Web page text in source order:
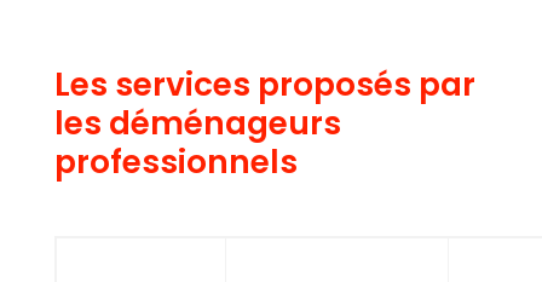
Les services proposés par
les déménageurs
professionnels